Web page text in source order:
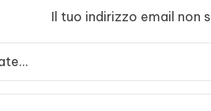
Il tuo indirizzo email non